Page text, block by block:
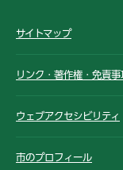
サイトマップ
リンク・著作権・免責事
ウェブアクセシビリティ
市のプロフィール